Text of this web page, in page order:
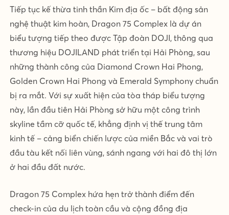
Tiếp tục kế thừa tinh thần Kim địa ốc – bất động sản
nghệ thuật kim hoàn, Dragon 75 Complex là dự án
biểu tượng tiếp theo được Tập đoàn DOJI, thông qua
thương hiệu DOJILAND phát triển tại Hải Phòng, sau
những thành công của Diamond Crown Hai Phong,
Golden Crown Hai Phong và Emerald Symphony chuẩn
bị ra mắt. Với sự xuất hiện của tòa tháp biểu tượng
này, lần đầu tiên Hải Phòng sở hữu một công trình
skyline tầm cỡ quốc tế, khẳng định vị thế trung tâm
kinh tế – cảng biển chiến lược của miền Bắc và vai trò
đầu tàu kết nối liên vùng, sánh ngang với hai đô thị lớn
ở hai đầu đất nước.
Dragon 75 Complex hứa hẹn trở thành điểm đến
check-in của du lịch toàn cầu và cộng đồng địa